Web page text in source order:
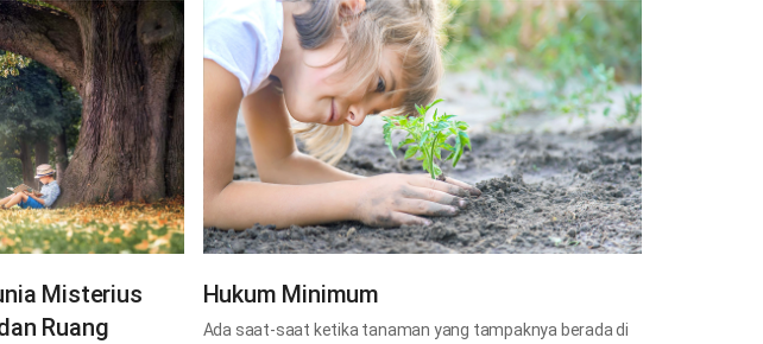
Misterius
Ruang
Hukum Minimum
Ada saat-saat ketika tanaman yang tampaknya berada di